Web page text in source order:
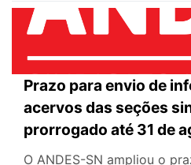
Prazo para envio de
acervos das seções
prorrogado até 31 de
O ANDES-SN ampliou o